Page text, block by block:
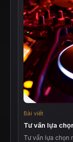
Bài viết
Tư vấn lựa
Tư vấn lựa chọn